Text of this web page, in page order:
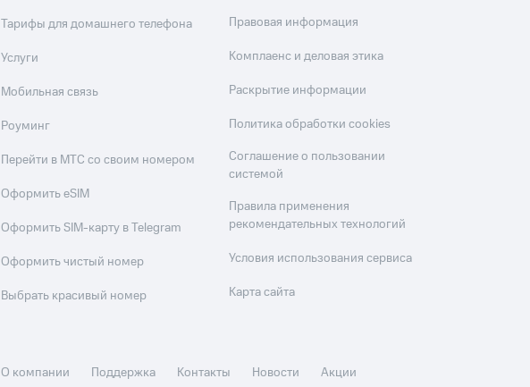
Тарифы для домашнего телефона
Услуги
Мобильная связь
Роуминг
Перейти в МТС со своим номером
Оформить eSIM
Оформить SIM-карту в Telegram
Оформить чистый номер
Выбрать красивый номер
Правовая информация
Комплаенс и деловая этика
Раскрытие информации
Политика обработки cookies
Соглашение о пользовании
системой
Правила применения
рекомендательных технологий
Условия использования сервиса
Карта сайта
О компании Поддержка Контакты Новости Акции